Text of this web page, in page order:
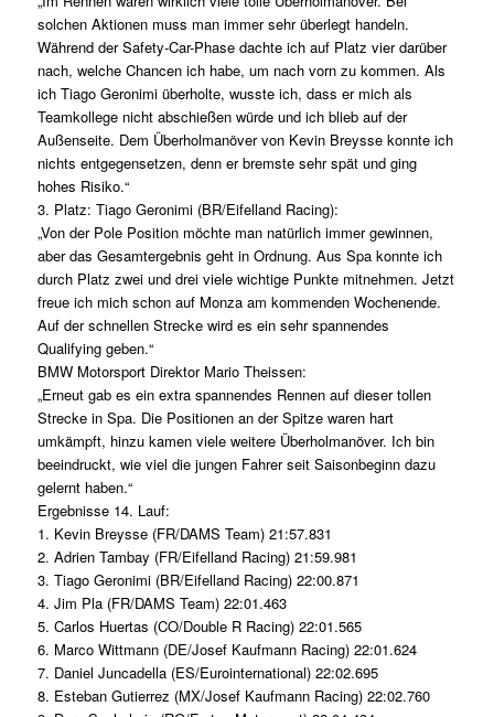
solchen Aktionen muss man immer sehr überlegt handeln.
Während der Safety-Car-Phase dachte ich auf Platz vier darüber
nach, welche Chancen ich habe, um nach vorn zu kommen. Als
ich Tiago Geronimi überholte, wusste ich, dass er mich als
Teamkollege nicht abschießen würde und ich blieb auf der
Außenseite. Dem Überholmanöver von Kevin Breysse konnte ich
nichts entgegensetzen, denn er bremste sehr spät und ging
hohes Risiko.“
3. Platz: Tiago Geronimi (BR/Eifelland Racing):
„Von der Pole Position möchte man natürlich immer gewinnen,
aber das Gesamtergebnis geht in Ordnung. Aus Spa konnte ich
durch Platz zwei und drei viele wichtige Punkte mitnehmen. Jetzt
freue ich mich schon auf Monza am kommenden Wochenende.
Auf der schnellen Strecke wird es ein sehr spannendes
Qualifying geben.“
BMW Motorsport Direktor Mario Theissen:
„Erneut gab es ein extra spannendes Rennen auf dieser tollen
Strecke in Spa. Die Positionen an der Spitze waren hart
umkämpft, hinzu kamen viele weitere Überholmanöver. Ich bin
beeindruckt, wie viel die jungen Fahrer seit Saisonbeginn dazu
gelernt haben.“
Ergebnisse 14. Lauf:
1. Kevin Breysse (FR/DAMS Team) 21:57.831
2. Adrien Tambay (FR/Eifelland Racing) 21:59.981
3. Tiago Geronimi (BR/Eifelland Racing) 22:00.871
4. Jim Pla (FR/DAMS Team) 22:01.463
5. Carlos Huertas (CO/Double R Racing) 22:01.565
6. Marco Wittmann (DE/Josef Kaufmann Racing) 22:01.624
7. Daniel Juncadella (ES/Eurointernational) 22:02.695
8. Esteban Gutierrez (MX/Josef Kaufmann Racing) 22:02.760